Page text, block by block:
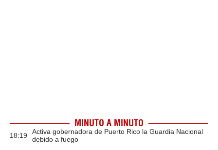
MINUTO A MINUTO
18:19
Activa gobernadora de Puerto Rico la Guardia Nacional
debido a fuego